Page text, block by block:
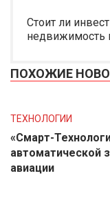
Стоит ли
недвижимость
ПОХОЖИЕ
ТЕХНОЛОГИИ
«Смарт-
автоматической
авиации